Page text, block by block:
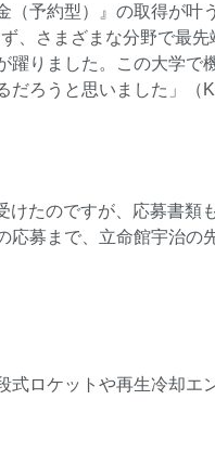
（予約型）』の取得が
、さまざまな分野で最
躍りました。この大学
ろうと思いました」（K
けたのですが、応募書
応募まで、立命館宇治
式ロケットや再生冷却